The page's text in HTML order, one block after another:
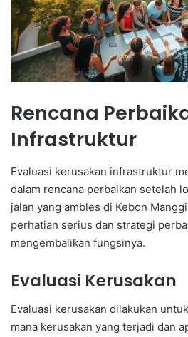
Rencana
Infrastruktur
Evaluasi kerusakan infrastruktur
dalam rencana perbaikan setelah
jalan yang ambles di Kebon
perhatian serius dan strategi
mengembalikan fungsinya.
Evaluasi Kerusakan
Evaluasi kerusakan dilakukan
mana kerusakan yang terjadi dan